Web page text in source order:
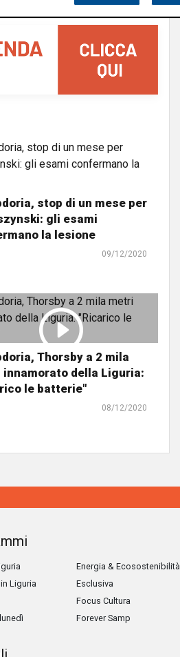
stop di un mese per
gli esami
la lesione
09/12/2020
Thorsby a 2 mila
innamorato della Liguria:
le batterie"
08/12/2020
Liguria
Energia & Ecosostenibilità
Esclusiva
Focus Cultura
Forever Samp